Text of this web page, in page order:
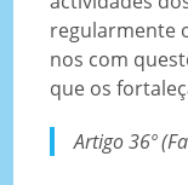
regularmente
nos com
que os
Artigo 36º